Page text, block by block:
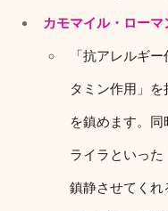
カモマイル・ローマ
「抗アレルギ
タミン作用」
を鎮めます。同
ライラといった
鎮静させてく